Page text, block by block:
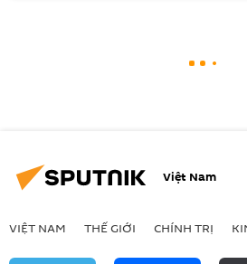
Việt Nam
VIỆT NAM THẾ GIỚI CHÍNH TRỊ